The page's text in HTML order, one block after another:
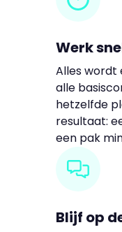
Werk
Alles wordt
alle
hetzelfde
resultaat:
een pak
Blijf op